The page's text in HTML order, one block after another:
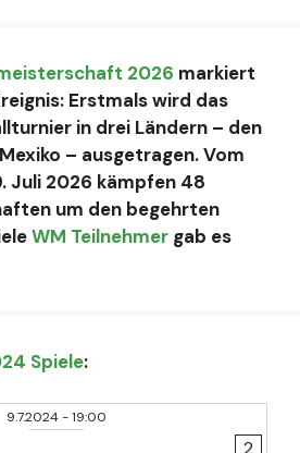
2026 markiert
Erstmals wird das
in drei Ländern – den
– ausgetragen. Vom
Juli 2026 kämpfen 48
um den begehrten
WM Teilnehmer gab es
Spiele:
9.7.2024-19:00
2